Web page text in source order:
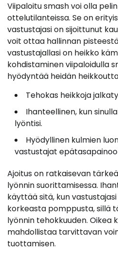
Viipaloitu smash voi olla
ottelutilanteissa. Se on
vastustajasi on sijoittunut
voit ottaa hallinnan
vastustajallasi on heikko
kohdistaminen viipaloidulla
hyödyntää heidän
Tehokas heikkoja
Ihanteellinen, kun
lyöntisi.
Hyödyllinen kulmien
vastustajat
Ajoitus on ratkaisevan
lyönnin suorittamisessa.
käyttää sitä, kun
korkeasta pomppusta, sillä
lyönnin tehokkuuden. Oikea
mahdollistaa tarvittavan
tuottamisen.